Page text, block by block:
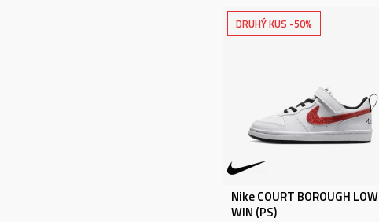
DRUHÝ KUS -50%
Nike COURT BOROUGH LOW
WIN (PS)